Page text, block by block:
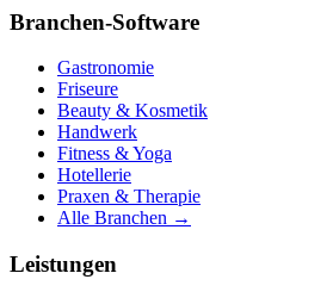
Branchen-Software
Gastronomie
Friseure
Beauty & Kosmetik
Handwerk
Fitness & Yoga
Hotellerie
Praxen & Therapie
Alle Branchen →
Leistungen